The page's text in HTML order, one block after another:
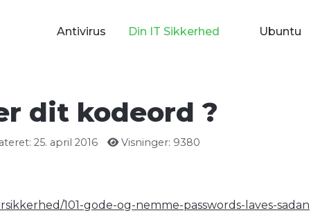
Antivirus Din IT Sikkerhed Ubuntu
dit kodeord ?
25. april 2016 Visninger: 9380
101-gode-og-nemme-passwords-laves-sadan